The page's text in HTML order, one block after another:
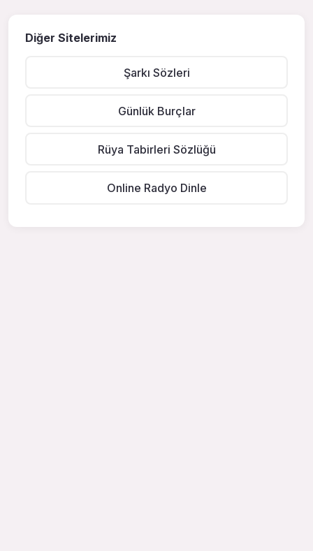
Diğer Sitelerimiz
Şarkı Sözleri
Günlük Burçlar
Rüya Tabirleri Sözlüğü
Online Radyo Dinle